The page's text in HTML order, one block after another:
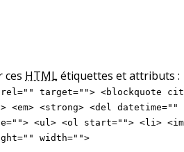
ces HTMLétiquettes et attributs :
target=""> <blockquote
<em> <strong> <del
<ul> <ol start=""> <li>
width="">